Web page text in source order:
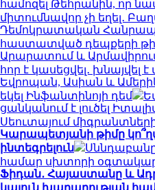
համոզել Թեհրանին, որ
միտումնավոր չի եղել․
Դեմոկրատական
հաստատված դեպքերի
Արարատում և
հոր է կասեցվել․ խնայվել
Եվրոպան, Ասիան և
եկել Ինֆանտինոյի դեմ
ցանկանում է լուծել
Սեուտայում միգրանտների
Կարապետյանի թիմը
ինտեգրելուն
Սննդաբանը
համար սխտորի օգտակար
Ֆիդան․ Հայաստանը և
կայուն խաղաղության